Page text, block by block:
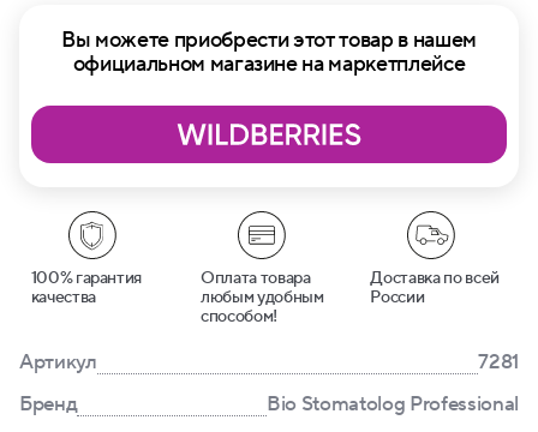
Вы можете приобрести этот товар в нашем
официальном магазине на маркетплейсе
100% гарантия
качества
Оплата товара
любым удобным
способом!
Доставка по всей
России
Артикул
7281
Бренд
Bio Stomatolog Professional